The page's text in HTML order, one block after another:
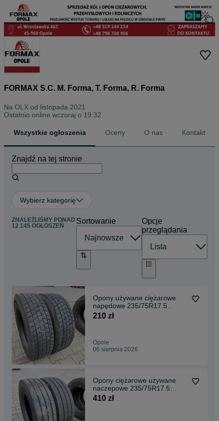
FORMAX S.C. M. Forma, T. Forma, R. Forma
Na OLX od listopada 2021
Ostatnio online wczoraj o 19:32
Wszystkie ogłoszenia Oceny O nas Kontakt
Znajdź na tej stronie
Wybierz kategorię
ZNALEŹLIŚMY PONAD
12 145 OGŁOSZEŃ
Sortowanie
Opcje
przeglądania
Opony używane ciężarowe
napędowe 235/75R17.5
BFGOODRICH ROUTE
210 zł
Opole
06 sierpnia 2026
Opony ciężarowe używane
naczepowe 235/75R17.5
HANKOOK SMART FLEX
410 zł